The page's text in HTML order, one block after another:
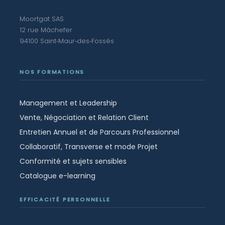
Moortgat SAS
12 rue Mâchefer
94100 Saint‑Maur‑des‑Fossés
NOS FORMATIONS
Management et Leadership
Vente, Négociation et Relation Client
Entretien Annuel et de Parcours Professionnel
Collaboratif, Transverse et mode Projet
Conformité et sujets sensibles
Catalogue e-learning
EFFICACITÉ PERSONNELLE